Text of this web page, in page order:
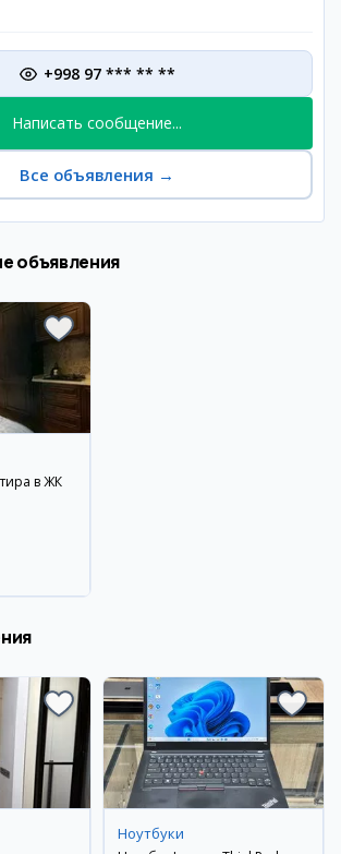
+998 97 *** ** **
Написать сообщение...
Все объявления →
объявления
в ЖК
Ноутбуки